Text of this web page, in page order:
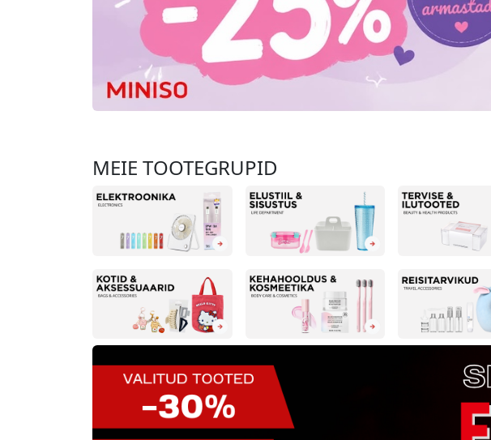
MEIE TOOTEGRUPID